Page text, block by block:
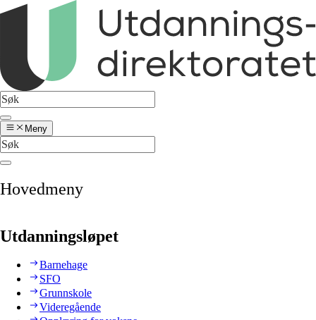
Meny
Hovedmeny
Utdanningsløpet
Barnehage
SFO
Grunnskole
Videregående